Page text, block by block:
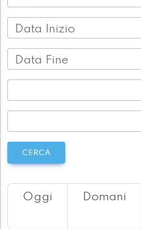
Data Inizio
Data Fine
CERCA
Oggi Domani